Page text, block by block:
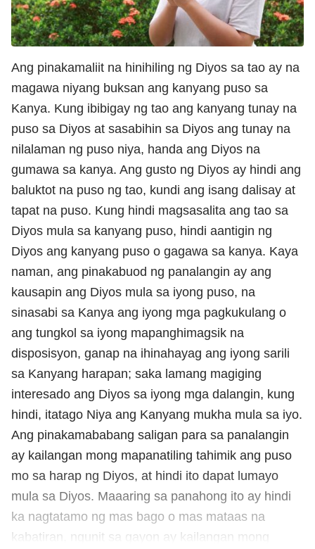
Ang pinakamaliit na hinihiling ng Diyos sa tao ay na
magawa niyang buksan ang kanyang puso sa
Kanya. Kung ibibigay ng tao ang kanyang tunay na
puso sa Diyos at sasabihin sa Diyos ang tunay na
nilalaman ng puso niya, handa ang Diyos na
gumawa sa kanya. Ang gusto ng Diyos ay hindi ang
baluktot na puso ng tao, kundi ang isang dalisay at
tapat na puso. Kung hindi magsasalita ang tao sa
Diyos mula sa kanyang puso, hindi aantigin ng
Diyos ang kanyang puso o gagawa sa kanya. Kaya
naman, ang pinakabuod ng panalangin ay ang
kausapin ang Diyos mula sa iyong puso, na
sinasabi sa Kanya ang iyong mga pagkukulang o
ang tungkol sa iyong mapanghimagsik na
disposisyon, ganap na ihinahayag ang iyong sarili
sa Kanyang harapan; saka lamang magiging
interesado ang Diyos sa iyong mga dalangin, kung
hindi, itatago Niya ang Kanyang mukha mula sa iyo.
Ang pinakamababang saligan para sa panalangin
ay kailangan mong mapanatiling tahimik ang puso
mo sa harap ng Diyos, at hindi ito dapat lumayo
mula sa Diyos. Maaaring sa panahong ito ay hindi
ka nagtatamo ng mas bago o mas mataas na
kabatiran, ngunit sa gayon ay kailangan mong